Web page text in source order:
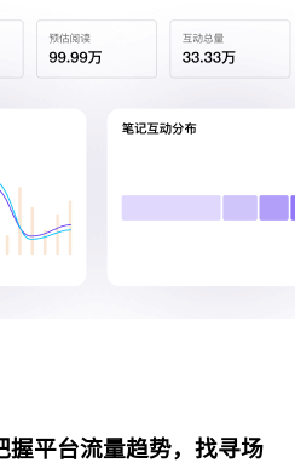
握平台流量趋势，找寻场